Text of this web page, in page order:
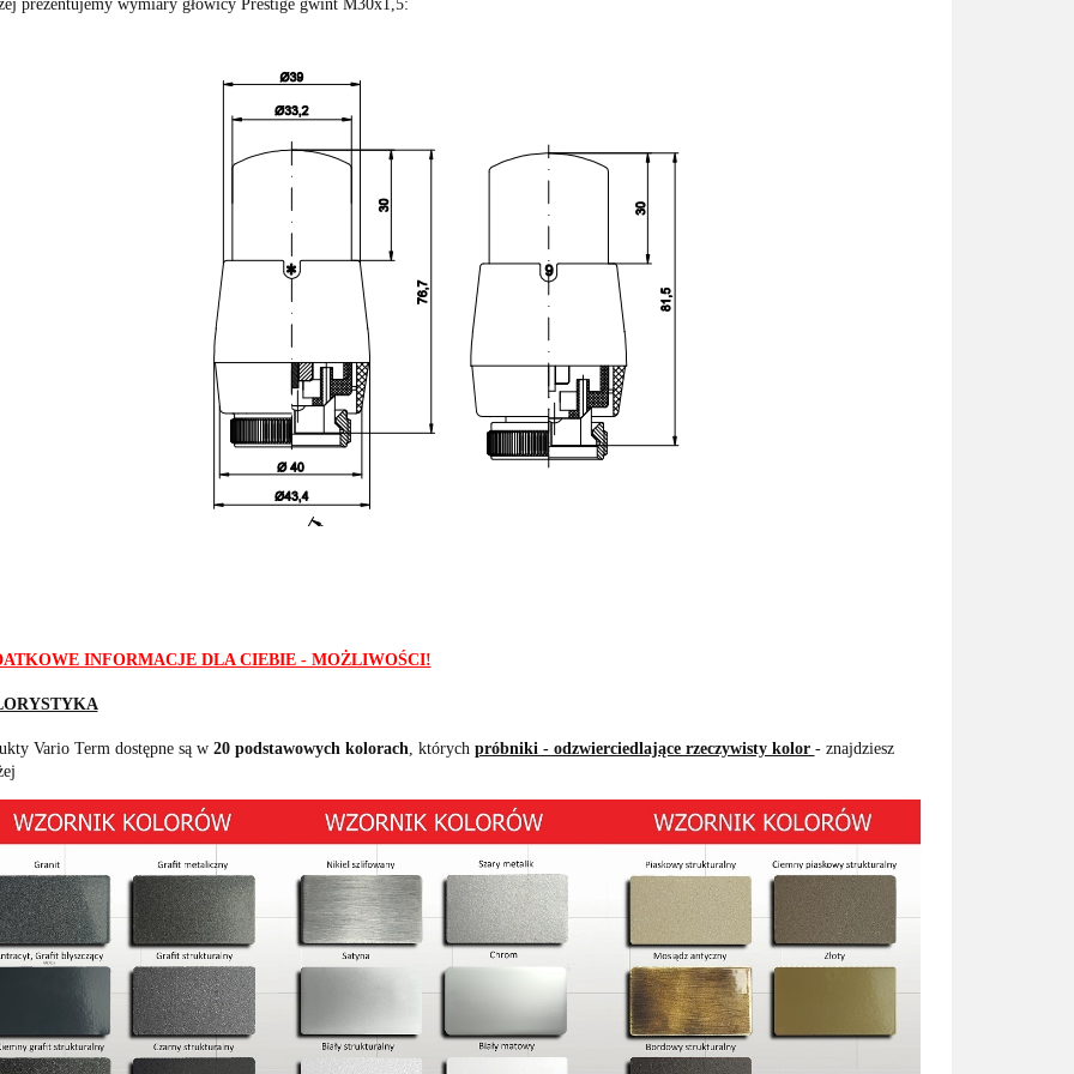
prezentujemy wymiary głowicy Prestige gwint M30x1,5:
INFORMACJE DLA CIEBIE - MOŻLIWOŚCI!
Vario Term dostępne są w 20 podstawowych kolorach, których próbniki - odzwierciedlające rzeczywisty kolor - znajdziesz